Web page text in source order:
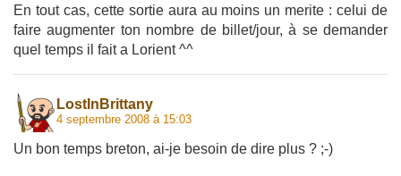
En tout cas, cette sortie aura au moins un merite : celui de
faire augmenter ton nombre de billet/jour, à se demander
quel temps il fait a Lorient ^^
LostInBrittany
4 septembre 2008 à 15:03
Un bon temps breton, ai-je besoin de dire plus ? ;-)